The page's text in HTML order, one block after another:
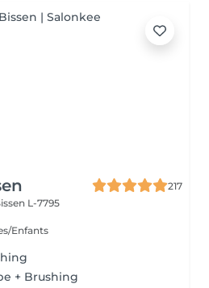
217
L-7795
Enfants
+ Brushing